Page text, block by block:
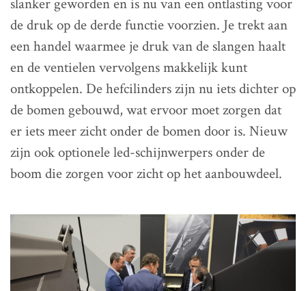
slanker geworden en is nu van een ontlasting voor
de druk op de derde functie voorzien. Je trekt aan
een handel waarmee je druk van de slangen haalt
en de ventielen vervolgens makkelijk kunt
ontkoppelen. De hefcilinders zijn nu iets dichter op
de bomen gebouwd, wat ervoor moet zorgen dat
er iets meer zicht onder de bomen door is. Nieuw
zijn ook optionele led-schijnwerpers onder de
boom die zorgen voor zicht op het aanbouwdeel.